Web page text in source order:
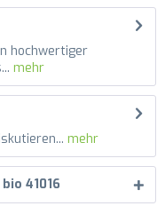
hochwertiger
mehr
mehr
41016